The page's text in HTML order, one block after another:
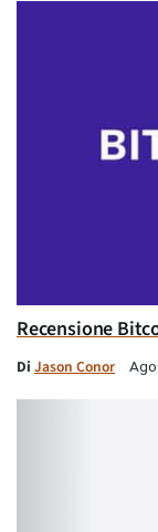
Recensione
Di Jason Conor